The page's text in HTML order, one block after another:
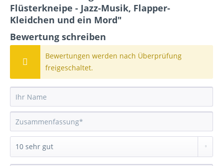
Flüsterkneipe - Jazz-Musik, Flapper-
Kleidchen und ein Mord"
Bewertung schreiben
Bewertungen werden nach Überprüfung
freigeschaltet.